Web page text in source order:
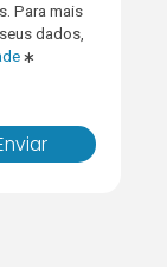
Para mais
dados,